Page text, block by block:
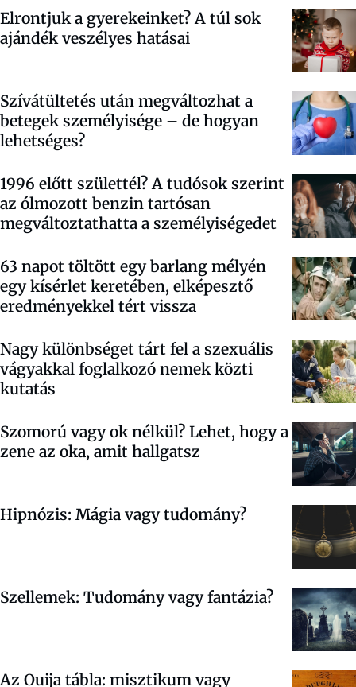
Elrontjuk a gyerekeinket? A túl sok
ajándék veszélyes hatásai
Szívátültetés után megváltozhat a
betegek személyisége – de hogyan
lehetséges?
1996 előtt születtél? A tudósok szerint
az ólmozott benzin tartósan
megváltoztathatta a személyiségedet
63 napot töltött egy barlang mélyén
egy kísérlet keretében, elképesztő
eredményekkel tért vissza
Nagy különbséget tárt fel a szexuális
vágyakkal foglalkozó nemek közti
kutatás
Szomorú vagy ok nélkül? Lehet, hogy a
zene az oka, amit hallgatsz
Hipnózis: Mágia vagy tudomány?
Szellemek: Tudomány vagy fantázia?
Az Ouija tábla: misztikum vagy